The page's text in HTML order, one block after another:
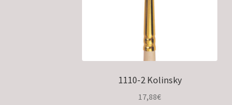
1110-2 Kolinsky
17,88€